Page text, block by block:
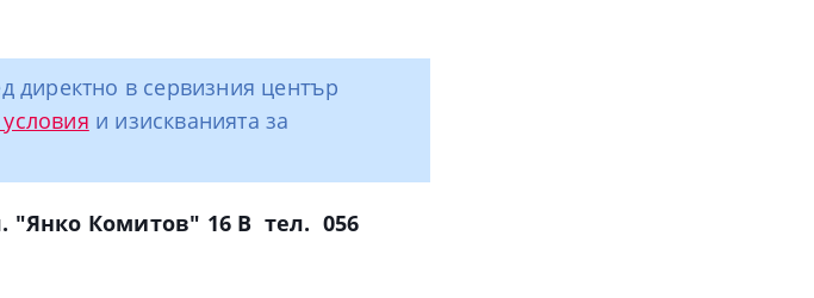
директно в сервизния център
и изискванията за
"Янко Комитов" 16 В тел. 056